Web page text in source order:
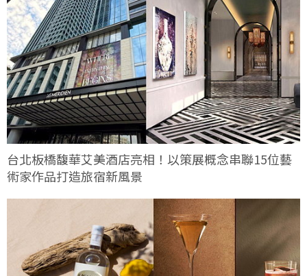
台北板橋馥華艾美酒店亮相！以策展概念串聯15位藝
術家作品打造旅宿新風景